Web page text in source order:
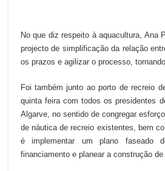
No que diz respeito à aquacultura, Ana
projecto de simplificação da relação
os prazos e agilizar o processo,
Foi também junto ao porto de recreio
quinta feira com todos os presidentes
Algarve, no sentido de congregar
de náutica de recreio existentes, bem
é implementar um plano faseado
financiamento e planear a construção